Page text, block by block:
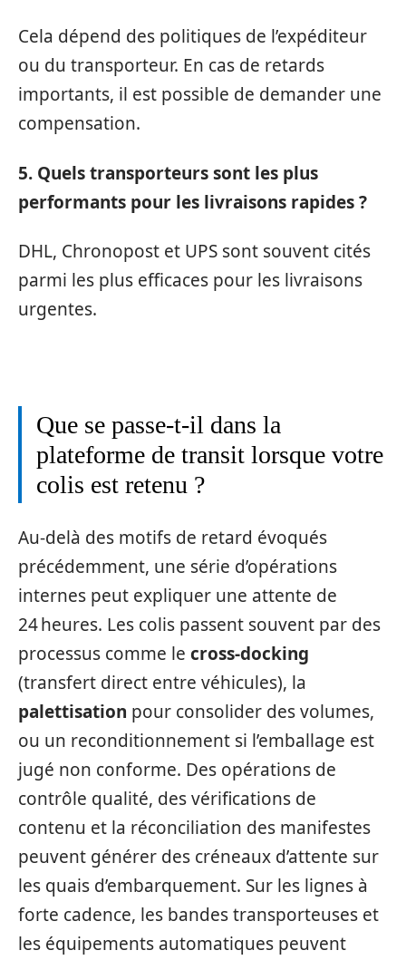
Cela dépend des politiques de l’expéditeur
ou du transporteur. En cas de retards
importants, il est possible de demander une
compensation.
5. Quels transporteurs sont les plus
performants pour les livraisons rapides ?
DHL, Chronopost et UPS sont souvent cités
parmi les plus efficaces pour les livraisons
urgentes.
Que se passe-t-il dans la
plateforme de transit lorsque votre
colis est retenu ?
Au-delà des motifs de retard évoqués
précédemment, une série d’opérations
internes peut expliquer une attente de
24 heures. Les colis passent souvent par des
processus comme le cross-docking
(transfert direct entre véhicules), la
palettisation pour consolider des volumes,
ou un reconditionnement si l’emballage est
jugé non conforme. Des opérations de
contrôle qualité, des vérifications de
contenu et la réconciliation des manifestes
peuvent générer des créneaux d’attente sur
les quais d’embarquement. Sur les lignes à
forte cadence, les bandes transporteuses et
les équipements automatiques peuvent